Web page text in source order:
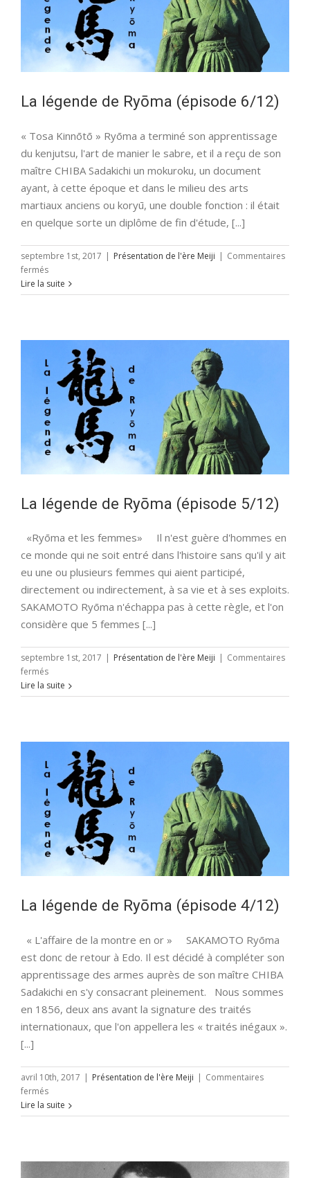
La légende de Ryōma (épisode 6/12)
« Tosa Kinnōtō » Ryōma a terminé son apprentissage
du kenjutsu, l'art de manier le sabre, et il a reçu de son
maître CHIBA Sadakichi un mokuroku, un document
ayant, à cette époque et dans le milieu des arts
martiaux anciens ou koryū, une double fonction : il était
en quelque sorte un diplôme de fin d'étude, [...]
septembre 1st, 2017 | Présentation de l'ère Meiji | Commentaires
ferméssur
La
légende
(épisode
Lire la suite
La légende de Ryōma (épisode 5/12)
«Ryōma et les femmes» Il n'est guère d'hommes en
ce monde qui ne soit entré dans l'histoire sans qu'il y ait
eu une ou plusieurs femmes qui aient participé,
directement ou indirectement, à sa vie et à ses exploits.
SAKAMOTO Ryōma n'échappa pas à cette règle, et l'on
considère que 5 femmes [...]
septembre 1st, 2017 | Présentation de l'ère Meiji | Commentaires
ferméssur
La
légende
(épisode
Lire la suite
La légende de Ryōma (épisode 4/12)
« L'affaire de la montre en or » SAKAMOTO Ryōma
est donc de retour à Edo. Il est décidé à compléter son
apprentissage des armes auprès de son maître CHIBA
Sadakichi en s'y consacrant pleinement. Nous sommes
en 1856, deux ans avant la signature des traités
internationaux, que l'on appellera les « traités inégaux ».
[...]
avril 10th, 2017 | Présentation de l'ère Meiji | Commentaires
ferméssur
La
légende
(épisode
Lire la suite